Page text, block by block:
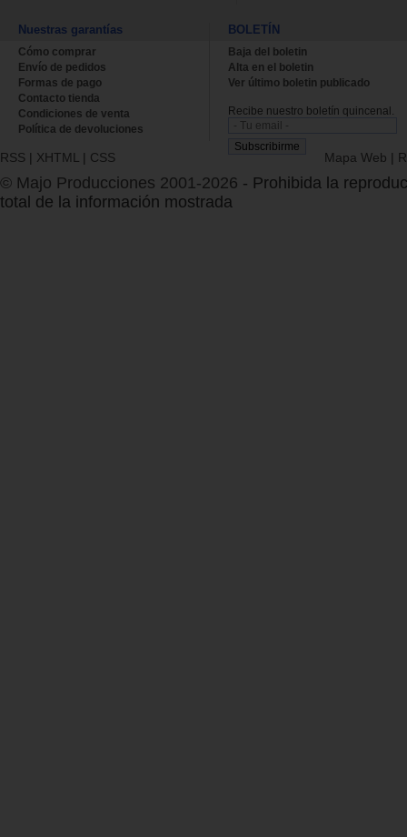
Nuestras garantías
Cómo comprar
Envío de pedidos
Formas de pago
Contacto tienda
Condiciones de venta
Política de devoluciones
BOLETÍN
Baja del boletin
Alta en el boletin
Ver último boletin publicado
Recibe nuestro boletín quincenal.
RSS | XHTML | CSS Mapa Web |
© Majo Producciones 2001-2026 - Prohibida la
total de la información mostrada